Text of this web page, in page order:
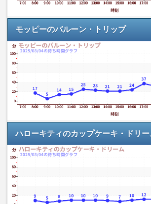
モッピーのバルーン・トリップ
ハローキティのカップケーキ・ドリー